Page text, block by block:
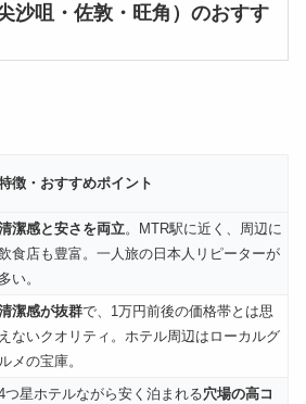
沙咀・佐敦・旺角）のおすす
徴・おすすめポイント
潔感と安さを両立。MTR駅に近く、周辺に
食店も豊富。一人旅の日本人リピーターが
多い。
潔感が抜群で、1万円前後の価格帯とは思
えないクオリティ。ホテル周辺はローカルグ
ルメの宝庫。
つ星ホテルながら安く泊まれる穴場の高コ